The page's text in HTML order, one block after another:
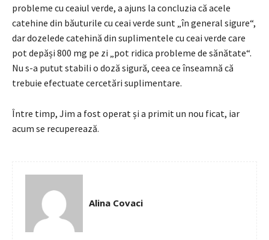
probleme cu ceaiul verde, a ajuns la concluzia că acele
catehine din băuturile cu ceai verde sunt „în general sigure“,
dar dozelede catehină din suplimentele cu ceai verde care
pot depăși 800 mg pe zi „pot ridica probleme de sănătate“.
Nu s-a putut stabili o doză sigură, ceea ce înseamnă că
trebuie efectuate cercetări suplimentare.
Între timp, Jim a fost operat și a primit un nou ficat, iar
acum se recuperează.
Alina Covaci